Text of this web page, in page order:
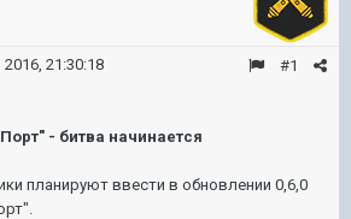
#1
21:30:18
- битва начинается
планируют ввести в обновлении 0,6,0